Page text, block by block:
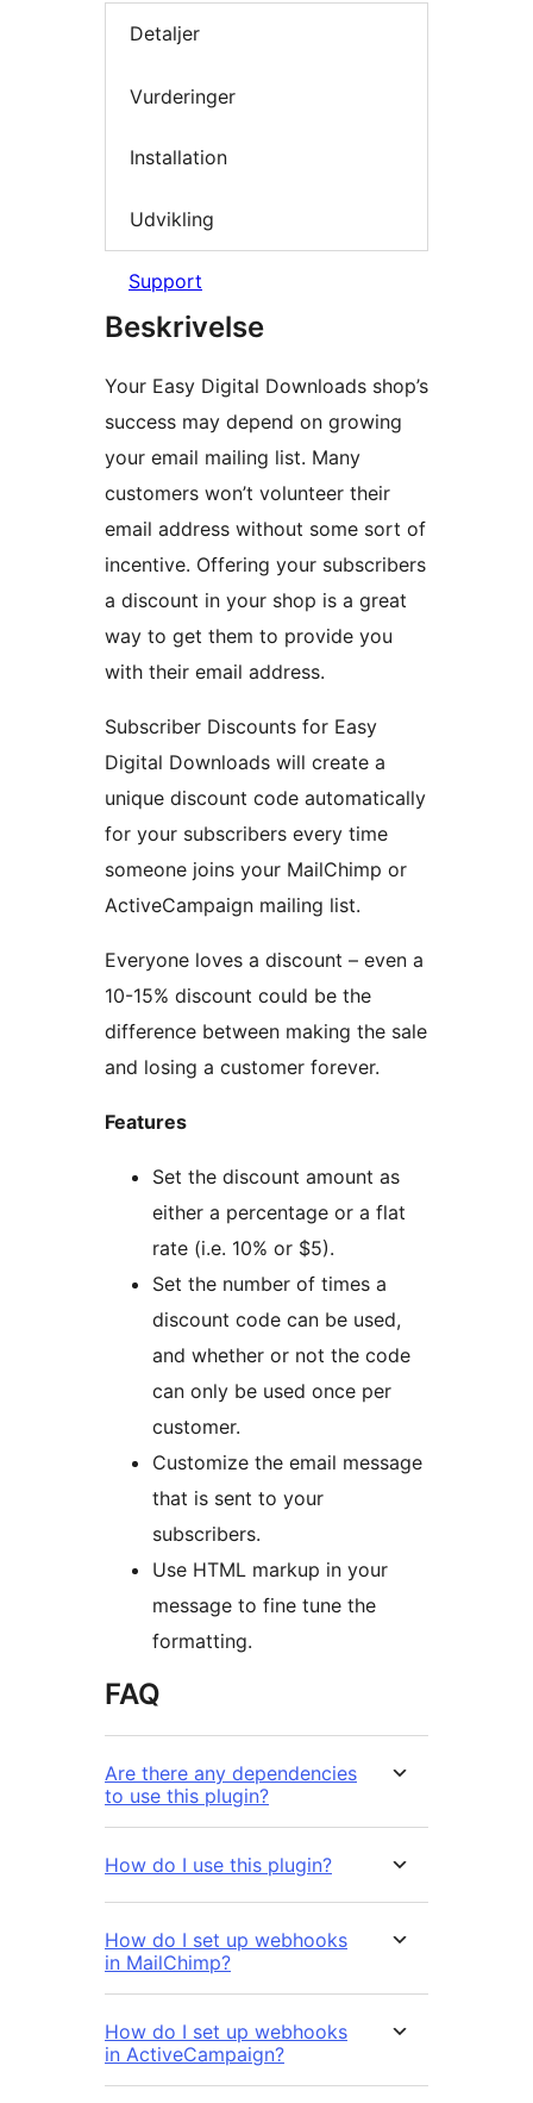
Detaljer
Vurderinger
Installation
Udvikling
Support
Beskrivelse
Your Easy Digital Downloads shop’s
success may depend on growing
your email mailing list. Many
customers won’t volunteer their
email address without some sort of
incentive. Offering your subscribers
a discount in your shop is a great
way to get them to provide you
with their email address.
Subscriber Discounts for Easy
Digital Downloads will create a
unique discount code automatically
for your subscribers every time
someone joins your MailChimp or
ActiveCampaign mailing list.
Everyone loves a discount – even a
10-15% discount could be the
difference between making the sale
and losing a customer forever.
Features
Set the discount amount as
either a percentage or a flat
rate (i.e. 10% or $5).
Set the number of times a
discount code can be used,
and whether or not the code
can only be used once per
customer.
Customize the email message
that is sent to your
subscribers.
Use HTML markup in your
message to fine tune the
formatting.
FAQ
Are there any dependencies
to use this plugin?
How do I use this plugin?
How do I set up webhooks
in MailChimp?
How do I set up webhooks
in ActiveCampaign?